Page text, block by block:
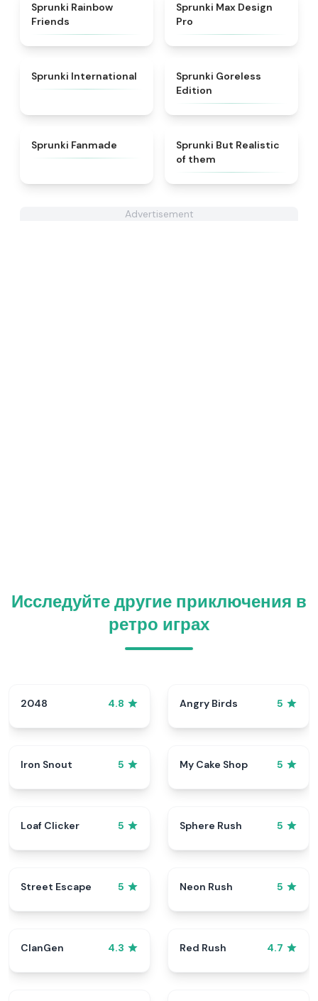
Sprunki Rainbow
Friends
Sprunki Max Design
Pro
4.5
Sprunki International
Sprunki Goreless
Edition
Sprunki Fanmade ★4.4
Sprunki But Realistic
of them
Advertisement
Исследуйте другие приключения в
ретро играх
2048 4.8 Angry Birds 5
Iron Snout 5 My Cake Shop 5
Loaf Clicker 5 Sphere Rush 5
Street Escape 5 Neon Rush 5
ClanGen 4.3 Red Rush 4.7